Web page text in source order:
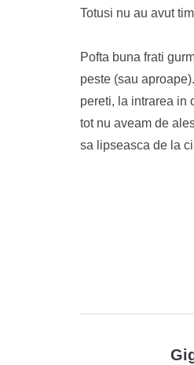
Totusi nu au avut
Pofta buna frati
peste (sau
pereti, la intrarea in
tot nu aveam de
sa lipseasca de la